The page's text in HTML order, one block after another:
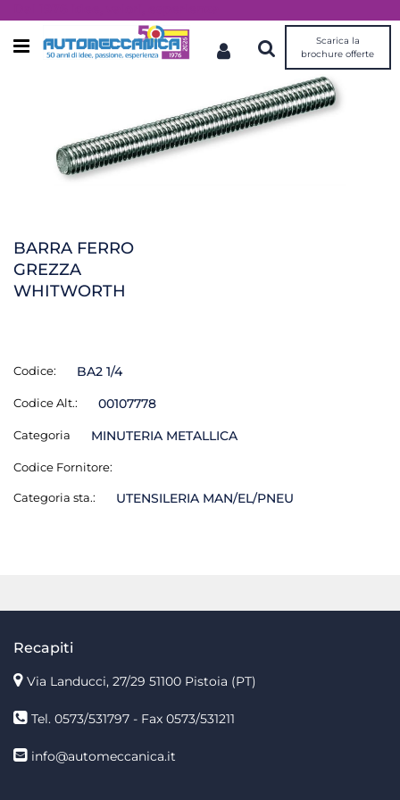
Open menu
Scarica la
brochure offerte
BARRA FERRO
GREZZA
WHITWORTH
Codice: BA2 1/4
Codice Alt.: 00107778
Categoria MINUTERIA METALLICA
Codice Fornitore:
Categoria sta.: UTENSILERIA MAN/EL/PNEU
Recapiti
Via Landucci, 27/29 51100 Pistoia (PT)
Tel. 0573/531797 - Fax 0573/531211
info@automeccanica.it